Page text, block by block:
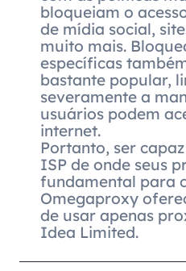
bloqueiam o
de mídia social,
muito mais.
específicas
bastante popular,
severamente a
usuários podem
internet.
Portanto, ser
ISP de onde seus
fundamental para
Omegaproxy
de usar apenas
Idea Limited.